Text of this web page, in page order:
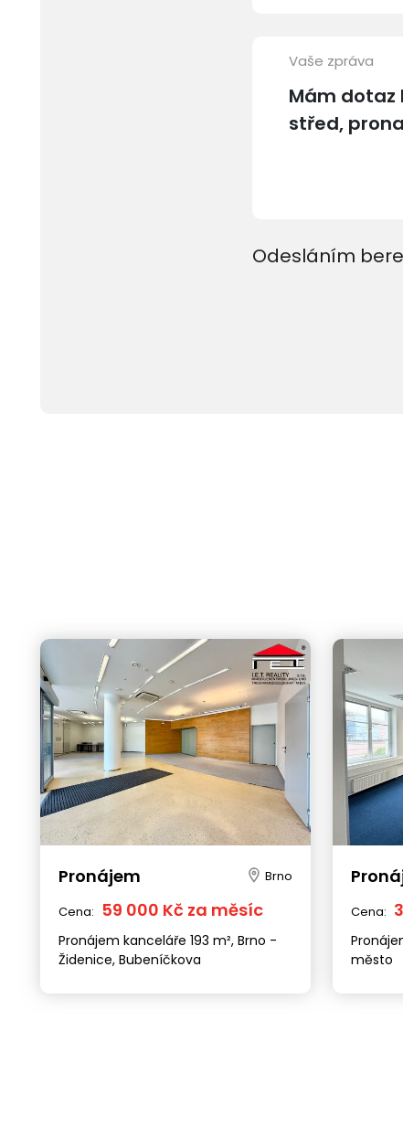
Vaše zpráva
Odesláním
Pronájem Brno
Cena: 59 000 Kč za měsíc
Pronájem kanceláře 193 m², Brno -
Židenice, Bubeníčkova
Cena:
město